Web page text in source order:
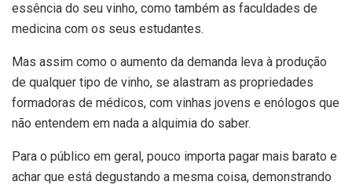
essência do seu vinho, como também as faculdades de
medicina com os seus estudantes.
Mas assim como o aumento da demanda leva à produção
de qualquer tipo de vinho, se alastram as propriedades
formadoras de médicos, com vinhas jovens e enólogos que
não entendem em nada a alquimia do saber.
Para o público em geral, pouco importa pagar mais barato e
achar que está degustando a mesma coisa, demonstrando